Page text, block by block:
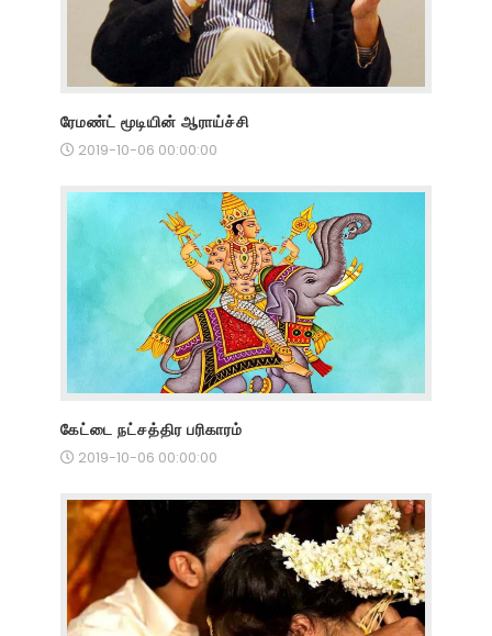
ரேமண்ட் மூடியின் ஆராய்ச்சி
2019-10-06 00:00:00
கேட்டை நட்சத்திர பரிகாரம்
2019-10-06 00:00:00